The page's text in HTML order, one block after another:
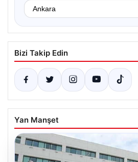
Bizi Takip Edin
Yan Manşet